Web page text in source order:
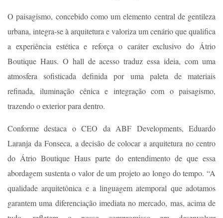
O paisagismo, concebido como um elemento central de gentileza
urbana, integra-se à arquitetura e valoriza um cenário que qualifica
a experiência estética e reforça o caráter exclusivo do Átrio
Boutique Haus. O hall de acesso traduz essa ideia, com uma
atmosfera sofisticada definida por uma paleta de materiais
refinada, iluminação cênica e integração com o paisagismo,
trazendo o exterior para dentro.
Conforme destaca o CEO da ABF Developments, Eduardo
Laranja da Fonseca, a decisão de colocar a arquitetura no centro
do Átrio Boutique Haus parte do entendimento de que essa
abordagem sustenta o valor de um projeto ao longo do tempo. “A
qualidade arquitetônica e a linguagem atemporal que adotamos
garantem uma diferenciação imediata no mercado, mas, acima de